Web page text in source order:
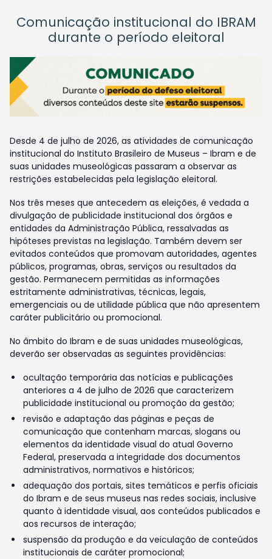
Comunicação institucional do IBRAM
durante o período eleitoral
Desde 4 de julho de 2026, as atividades de comunicação
institucional do Instituto Brasileiro de Museus – Ibram e de
suas unidades museológicas passaram a observar as
restrições estabelecidas pela legislação eleitoral.
Nos três meses que antecedem as eleições, é vedada a
divulgação de publicidade institucional dos órgãos e
entidades da Administração Pública, ressalvadas as
hipóteses previstas na legislação. Também devem ser
evitados conteúdos que promovam autoridades, agentes
públicos, programas, obras, serviços ou resultados da
gestão. Permanecem permitidas as informações
estritamente administrativas, técnicas, legais,
emergenciais ou de utilidade pública que não apresentem
caráter publicitário ou promocional.
No âmbito do Ibram e de suas unidades museológicas,
deverão ser observadas as seguintes providências:
ocultação temporária das notícias e publicações
anteriores a 4 de julho de 2026 que caracterizem
publicidade institucional ou promoção da gestão;
revisão e adaptação das páginas e peças de
comunicação que contenham marcas, slogans ou
elementos da identidade visual do atual Governo
Federal, preservada a integridade dos documentos
administrativos, normativos e históricos;
adequação dos portais, sites temáticos e perfis oficiais
do Ibram e de seus museus nas redes sociais, inclusive
quanto à identidade visual, aos conteúdos publicados e
aos recursos de interação;
suspensão da produção e da veiculação de conteúdos
institucionais de caráter promocional;